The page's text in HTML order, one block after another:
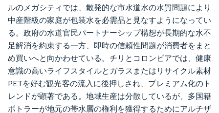
ルのメガシティでは、散発的な市水道水の水質問題により
中産階級の家庭が包装水を必需品と見なすようになってい
る。政府の水道官民パートナーシップ構想が長期的な水不
足解消を約束する一方、即時の信頼性問題が消費者をまと
め買いへと向かわせている。チリとコロンビアでは、健康
意識の高いライフスタイルとガラスまたはリサイクル素材
PETを好む観光客の流入に後押しされ、プレミアム化のト
レンドが顕著である。地域生産は分散しているが、多国籍
ボトラーが地元の帯水層の権利を獲得するためにアルチザ